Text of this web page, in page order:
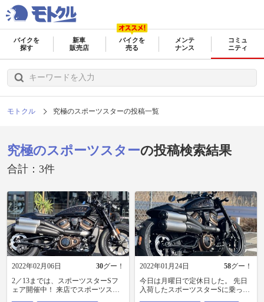
バイクを
探す
新車
販売店
バイクを
売る
メンテ
ナンス
コミュ
ニティ
モトクル 究極のスポーツスターの投稿一覧
究極のスポーツスターの投稿検索結果
合計：3件
2022年02月06日 30グー！
2／13までは、スポーツスターSフ
ェア開催中！ 来店でスポーツスタ
2022年01月24日 58グー！
今日は月曜日で定休日した。 先日
入荷したスポーツスターSに乗って